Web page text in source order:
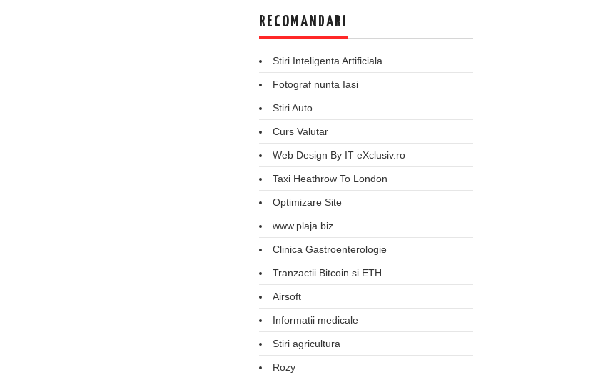
RECOMANDARI
Stiri Inteligenta Artificiala
Fotograf nunta Iasi
Stiri Auto
Curs Valutar
Web Design By IT eXclusiv.ro
Taxi Heathrow To London
Optimizare Site
www.plaja.biz
Clinica Gastroenterologie
Tranzactii Bitcoin si ETH
Airsoft
Informatii medicale
Stiri agricultura
Rozy